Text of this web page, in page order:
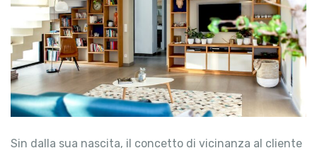
Sin dalla sua nascita, il concetto di vicinanza al cliente